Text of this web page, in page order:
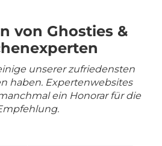
von Ghosties &
unserer zufriedensten
haben. Expertenwebsites
ein Honorar für die